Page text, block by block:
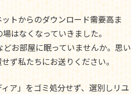
トからのダウンロード需要高ま
はなくなっていきました。
お部屋に眠っていませんか。思い
ず私たちにお送りください。
ア」をゴミ処分せず、選別しリユ